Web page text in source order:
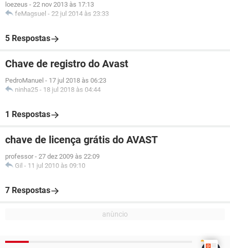
loezeus - 22 nov 2013 às 17:13
feMagsuel - 22 jul 2014 às 23:33
5 Respostas
Chave de registro do Avast
PedroManuel - 17 jul 2018 às 06:23
ninha25 - 18 jul 2018 às 04:44
1 Respostas
chave de licença grátis do AVAST
professor - 27 dez 2009 às 22:09
Gil - 11 jul 2010 às 09:10
7 Respostas